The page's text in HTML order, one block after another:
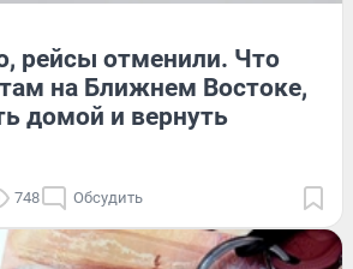
рейсы отменили. Что
на Ближнем Востоке,
домой и вернуть
748 Обсудить